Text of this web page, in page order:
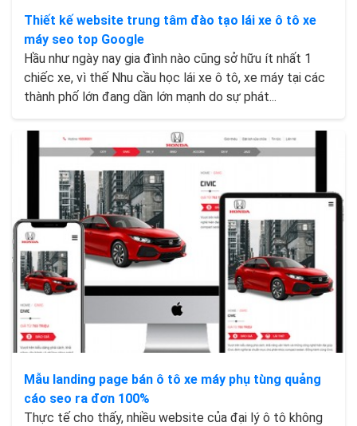
Thiết kế website trung tâm đào tạo lái xe ô tô xe
máy seo top Google
Hầu như ngày nay gia đình nào cũng sở hữu ít nhất 1
chiếc xe, vì thế Nhu cầu học lái xe ô tô, xe máy tại các
thành phố lớn đang dần lớn mạnh do sự phát...
Mẫu landing page bán ô tô xe máy phụ tùng quảng
cáo seo ra đơn 100%
Thực tế cho thấy, nhiều website của đại lý ô tô không